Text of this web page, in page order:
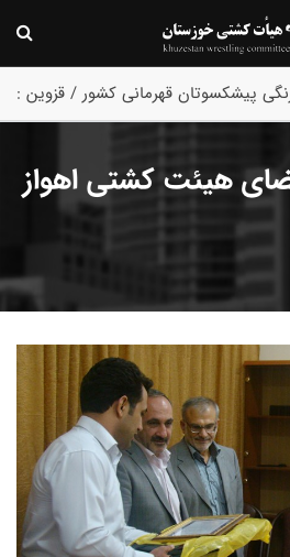
پیشکسوتان قهرمانی کشور / قزوین :
هیئت کشتی اهواز